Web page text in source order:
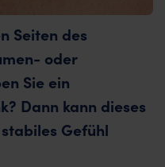
Seiten des
oder
Sie ein
Dann kann dieses
Gefühl